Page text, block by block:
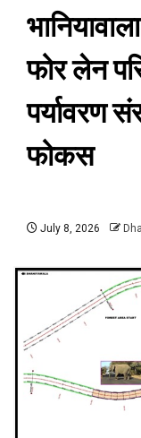
फोर लेन
पर्यावरण
फोकस
July 8, 2026